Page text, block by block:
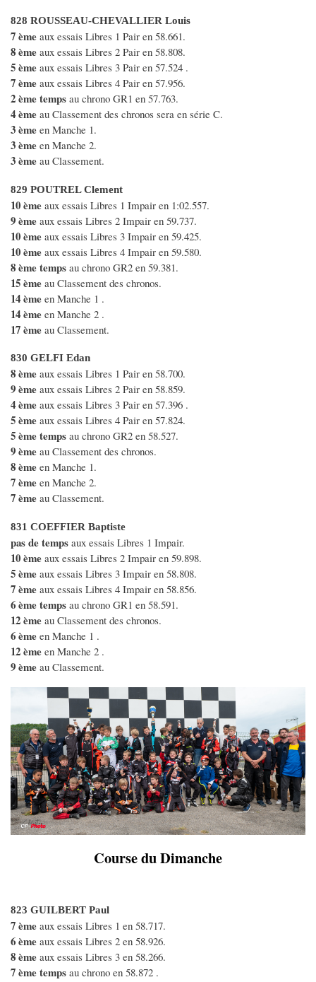
828 ROUSSEAU-CHEVALLIER Louis
7 ème aux essais Libres 1 Pair en 58.661.
8 ème aux essais Libres 2 Pair en 58.808.
5 ème aux essais Libres 3 Pair en 57.524 .
7 ème aux essais Libres 4 Pair en 57.956.
2 ème temps au chrono GR1 en 57.763.
4 ème au Classement des chronos sera en série C.
3 ème en Manche 1.
3 ème en Manche 2.
3 ème au Classement.
829 POUTREL Clement
10 ème aux essais Libres 1 Impair en 1:02.557.
9 ème aux essais Libres 2 Impair en 59.737.
10 ème aux essais Libres 3 Impair en 59.425.
10 ème aux essais Libres 4 Impair en 59.580.
8 ème temps au chrono GR2 en 59.381.
15 ème au Classement des chronos.
14 ème en Manche 1 .
14 ème en Manche 2 .
17 ème au Classement.
830 GELFI Edan
8 ème aux essais Libres 1 Pair en 58.700.
9 ème aux essais Libres 2 Pair en 58.859.
4 ème aux essais Libres 3 Pair en 57.396 .
5 ème aux essais Libres 4 Pair en 57.824.
5 ème temps au chrono GR2 en 58.527.
9 ème au Classement des chronos.
8 ème en Manche 1.
7 ème en Manche 2.
7 ème au Classement.
831 COEFFIER Baptiste
pas de temps aux essais Libres 1 Impair.
10 ème aux essais Libres 2 Impair en 59.898.
5 ème aux essais Libres 3 Impair en 58.808.
7 ème aux essais Libres 4 Impair en 58.856.
6 ème temps au chrono GR1 en 58.591.
12 ème au Classement des chronos.
6 ème en Manche 1 .
12 ème en Manche 2 .
9 ème au Classement.
Course du Dimanche
823 GUILBERT Paul
7 ème aux essais Libres 1 en 58.717.
6 ème aux essais Libres 2 en 58.926.
8 ème aux essais Libres 3 en 58.266.
7 ème temps au chrono en 58.872 .